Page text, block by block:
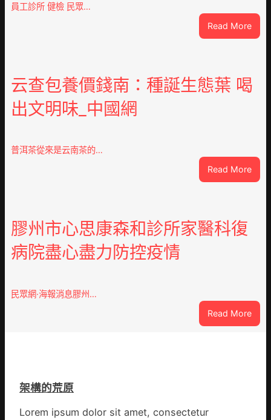
員工診所 健檢 民眾…
Read More:
高
積
家
營
社
診
所
云查包養價錢南：種誕生態葉 喝
出文明味_中國網
普洱茶從來是云南茶的…
Read More:
云
生
態
葉
膠州市心思康森和診所家醫科復
病院盡心盡力防控疫情
民眾網·海報消息膠州…
Read More:
膠
架構的荒原
Lorem ipsum dolor sit amet, consectetur